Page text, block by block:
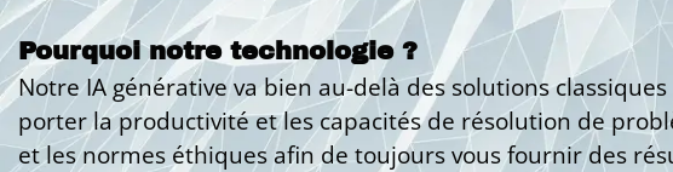
Pourquoi notre technologie ?
Notre IA générative va bien au-delà des solutions
porter la productivité et les capacités de résolution de
et les normes éthiques afin de toujours vous fournir des